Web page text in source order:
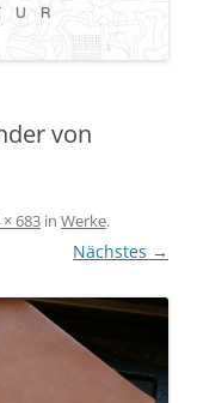
von
× 683 in Werke.
Nächstes →